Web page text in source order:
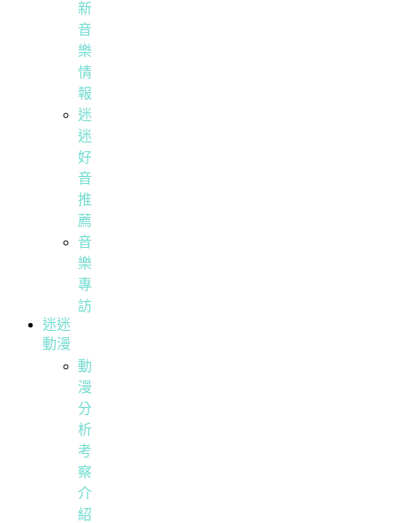
新
音
樂
情
報
迷
迷
好
音
推
薦
音
樂
專
訪
迷迷
動漫
動
漫
分
析
考
察
介
紹